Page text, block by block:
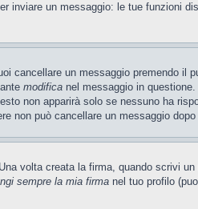
inviare un messaggio: le tue funzioni
cancellare un messaggio premendo il
modifica nel messaggio in
non apparirà solo se nessuno ha
non può cancellare un messaggio
volta creata la firma, quando scrivi
sempre la mia firma nel tuo profilo